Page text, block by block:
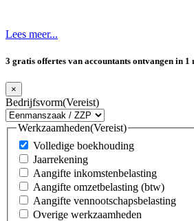
Lees meer...
3 gratis offertes van accountants ontvangen in 1
×
Bedrijfsvorm(Vereist)
Werkzaamheden(Vereist)
Volledige boekhouding
Jaarrekening
Aangifte inkomstenbelasting
Aangifte omzetbelasting (btw)
Aangifte vennootschapsbelasting
Overige werkzaamheden